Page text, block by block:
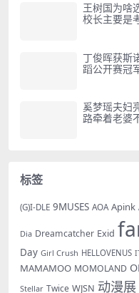
王树国为啥
校长主要是
丁俊晖获斯
蹈公开赛冠
奚梦瑶夫妇
路牵着老婆
标签
(G)I-DLE 9MUSES AOA Apink
Dia Dreamcatcher Exid
Day Girl Crush HELLOVENUS
MAMAMOO MOMOLAND
Stellar Twice WJSN 动漫展